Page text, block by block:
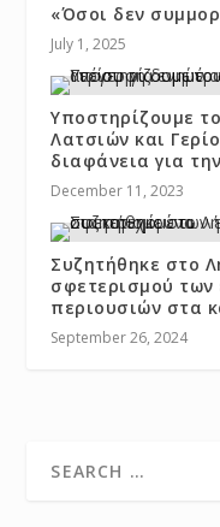
«Όσοι δεν
July 1, 2025
Υποστηρίζουμε
Λατσιών και
διαφάνεια για
December 11, 2023
Συζητήθηκε στο
σφετερισμού των
περιουσιών στα
September 26, 2024